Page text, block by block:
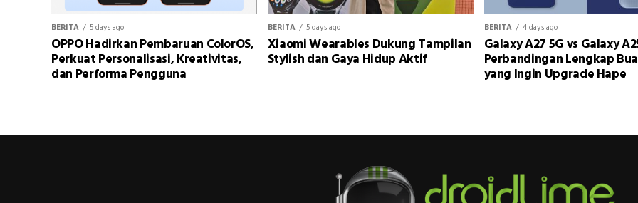
BERITA 5 days ago
OPPO Hadirkan Pembaruan ColorOS,
Perkuat Personalisasi, Kreativitas,
dan Performa Pengguna
BERITA 5 days ago
Xiaomi Wearables Dukung Tampilan
Stylish dan Gaya Hidup Aktif
BERITA 4 days ago
Galaxy A27 5G vs Galaxy
Perbandingan Lengkap
yang Ingin Upgrade Hape